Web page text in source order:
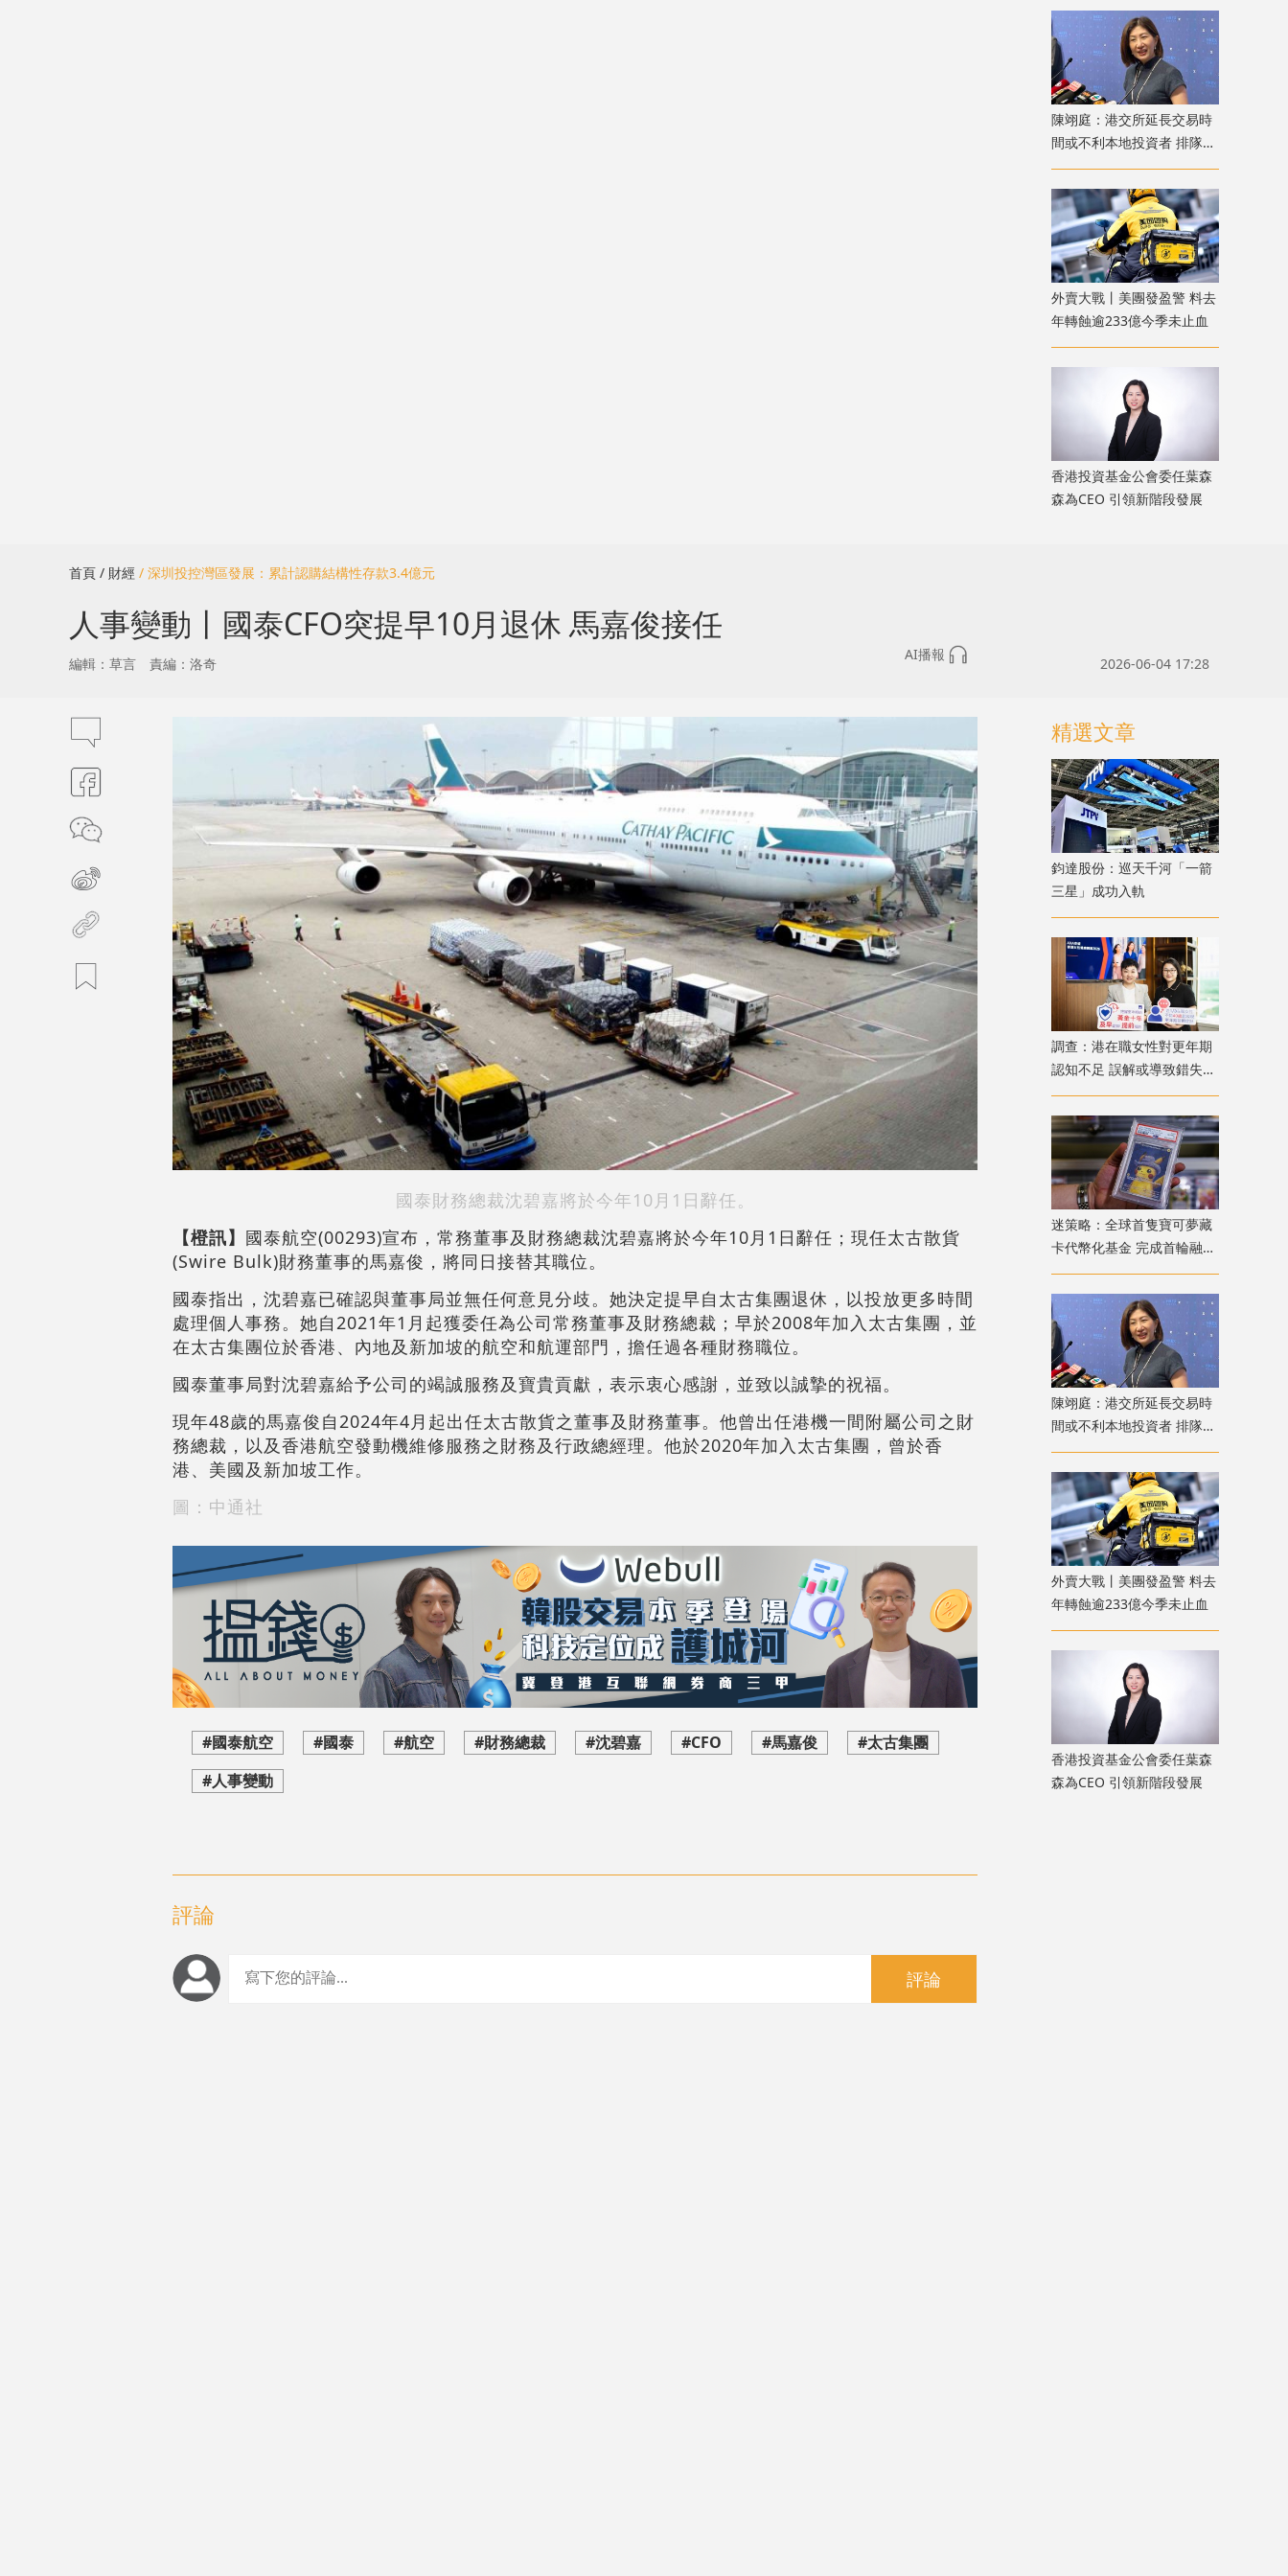
陳翊庭：港交所延長交易時
間或不利本地投資者 排隊上
市公司數量創新高
外賣大戰丨美團發盈警 料去
年轉蝕逾233億今季未止血
香港投資基金公會委任葉森
森為CEO 引領新階段發展
首頁 / 財經 / 深圳投控灣區發展：累計認購結構性存款3.4億元
人事變動丨國泰CFO突提早10月退休 馬嘉俊接任
AI播報
編輯：草言 責編：洛奇 2026-06-04 17:28
國泰財務總裁沈碧嘉將於今年10月1日辭任。
【橙訊】 國泰航空(00293)宣布，常務董事及財務總裁沈碧嘉將於今年10月1日辭任；現任太古散貨
(Swire Bulk)財務董事的馬嘉俊，將同日接替其職位。
國泰指出，沈碧嘉已確認與董事局並無任何意見分歧。她決定提早自太古集團退休，以投放更多時間
處理個人事務。她自2021年1月起獲委任為公司常務董事及財務總裁；早於2008年加入太古集團，並
在太古集團位於香港、內地及新加坡的航空和航運部門，擔任過各種財務職位。
國泰董事局對沈碧嘉給予公司的竭誠服務及寶貴貢獻，表示衷心感謝，並致以誠摯的祝福。
現年48歲的馬嘉俊自2024年4月起出任太古散貨之董事及財務董事。他曾出任港機一間附屬公司之財
務總裁，以及香港航空發動機維修服務之財務及行政總經理。他於2020年加入太古集團，曾於香
港、美國及新加坡工作。
圖：中通社
#國泰航空 #國泰 #航空 #財務總裁 #沈碧嘉 #CFO #馬嘉俊
#太古集團
#人事變動
評論
評論
精選文章
鈞達股份：巡天千河「一箭
三星」成功入軌
調查：港在職女性對更年期
認知不足 誤解或導致錯失
「黃金預防期」
迷策略：全球首隻寶可夢藏
卡代幣化基金 完成首輪融資
兼獲超購
陳翊庭：港交所延長交易時
間或不利本地投資者 排隊上
市公司數量創新高
外賣大戰丨美團發盈警 料去
年轉蝕逾233億今季未止血
香港投資基金公會委任葉森
森為CEO 引領新階段發展